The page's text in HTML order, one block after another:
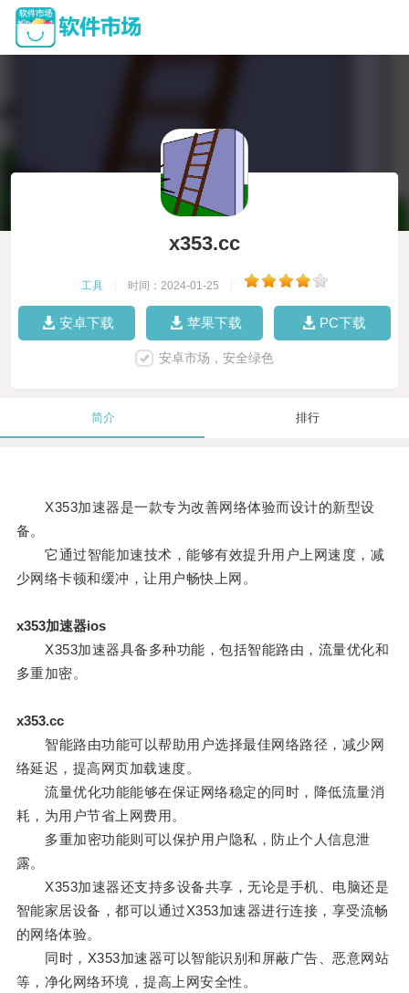
x353.cc
工具 时间：2024-01-25
安卓下载 苹果下载 PC下载
安卓市场，安全绿色
简介 排行
X353加速器是一款专为改善网络体验而设计的新型设
备。
它通过智能加速技术，能够有效提升用户上网速度，减
少网络卡顿和缓冲，让用户畅快上网。
x353加速器ios
X353加速器具备多种功能，包括智能路由，流量优化和
多重加密。
x353.cc
智能路由功能可以帮助用户选择最佳网络路径，减少网
络延迟，提高网页加载速度。
流量优化功能能够在保证网络稳定的同时，降低流量消
耗，为用户节省上网费用。
多重加密功能则可以保护用户隐私，防止个人信息泄
露。
X353加速器还支持多设备共享，无论是手机、电脑还是
智能家居设备，都可以通过X353加速器进行连接，享受流畅
的网络体验。
同时，X353加速器可以智能识别和屏蔽广告、恶意网站
等，净化网络环境，提高上网安全性。